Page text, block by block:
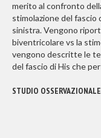
merito al confronto
stimolazione del fascio
sinistra. Vengono
biventricolare vs la
vengono descritte le
del fascio di His che
STUDIO OSSERVAZIONALE